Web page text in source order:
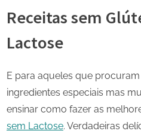
Receitas sem
Lactose
E para aqueles que
ingredientes especiais mas
ensinar como fazer as
sem Lactose. Verdadeiras